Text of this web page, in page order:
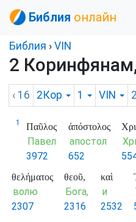
Библия онлайн
Библия › VIN
2
‹ 16 2Кор 1 VIN 2
1 Παῦλος
Павел
3972
ἀπόστολος
апостол
652
θελήματος
волю
2307
θεοῦ,
Бога,
2316
καὶ
и
2532